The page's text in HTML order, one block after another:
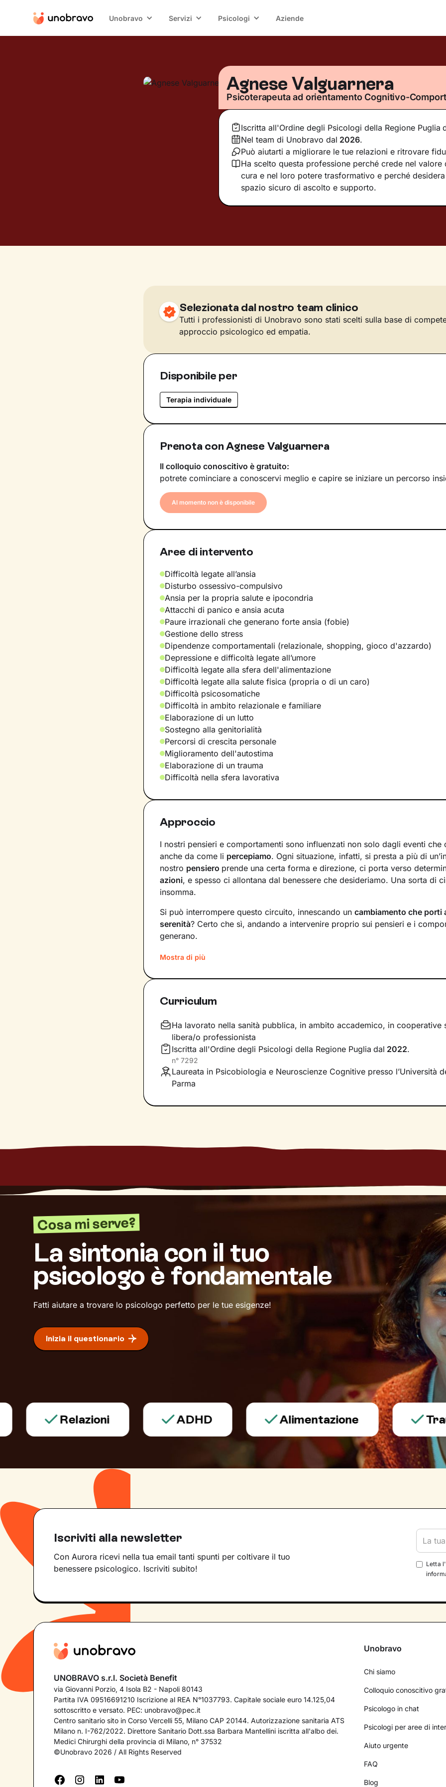
Unobravo Servizi Psicologi Aziende
Agnese Valguarnera
Psicoterapeuta ad orientamento Cognitivo-
Iscritta all'Ordine degli Psicologi della Regione Puglia
Nel team di Unobravo dal 2026.
Può aiutarti a migliorare le tue relazioni e ritrovare
Ha scelto questa professione perché crede nel valore
cura e nel loro potere trasformativo e perché
spazio sicuro di ascolto e supporto.
Selezionata dal nostro team clinico
Tutti i professionisti di Unobravo sono stati scelti sulla base di
approccio psicologico ed empatia.
Disponibile per
Terapia individuale
Prenota con Agnese Valguarnera
Il colloquio conoscitivo è gratuito:
potrete cominciare a conoscervi meglio e capire se iniziare un percorso
Al momento non è disponibile
Aree di intervento
Difficoltà legate all’ansia
Disturbo ossessivo-compulsivo
Ansia per la propria salute e ipocondria
Attacchi di panico e ansia acuta
Paure irrazionali che generano forte ansia (fobie)
Gestione dello stress
Dipendenze comportamentali (relazionale, shopping, gioco d'azzardo)
Depressione e difficoltà legate all’umore
Difficoltà legate alla sfera dell'alimentazione
Difficoltà legate alla salute fisica (propria o di un caro)
Difficoltà psicosomatiche
Difficoltà in ambito relazionale e familiare
Elaborazione di un lutto
Sostegno alla genitorialità
Percorsi di crescita personale
Miglioramento dell'autostima
Elaborazione di un trauma
Difficoltà nella sfera lavorativa
Approccio
I nostri pensieri e comportamenti sono influenzati non solo dagli eventi che
anche da come li percepiamo. Ogni situazione, infatti, si presta a più di
nostro pensiero prende una certa forma e direzione, ci porta verso
azioni, e spesso ci allontana dal benessere che desideriamo. Una sorta di
insomma.
Si può interrompere questo circuito, innescando un cambiamento che porti
serenità? Certo che sì, andando a intervenire proprio sui pensieri e i
generano.
Il mio compito sarà quello di accompagnarti in questo processo, aiutandoti
vita. Ti insegnerò apotenziare le tue risorse, acquisire nuove abilità e
sono gli strumenti necessari per salire in alta quota. Io ti alleno ad affinarli,
fianco durante l’arrampicata per
determinazioneper iniziare e portare a termine l’impresa, e arriverai alla
vetta: il tuo benessere.
Mostra di più
Curriculum
Ha lavorato nella sanità pubblica, in ambito accademico, in cooperative
libera/o professionista
Iscritta all'Ordine degli Psicologi della Regione Puglia dal 2022.
n° 7292
Laureata in Psicobiologia e Neuroscienze Cognitive presso l’Università
Parma
Cosa mi serve?
La sintonia con il tuo
psicologo è fondamentale
Fatti aiutare a trovare lo psicologo perfetto per le tue esigenze!
Inizia il questionario
Relazioni ADHD Alimentazione
Iscriviti alla newsletter
Con Aurora ricevi nella tua email tanti spunti per coltivare il tuo
benessere psicologico. Iscriviti subito!
Letta l'
UNOBRAVO s.r.l. Società Benefit
via Giovanni Porzio, 4 Isola B2 - Napoli 80143
Partita IVA 09516691210 Iscrizione al REA N°1037793. Capitale sociale euro 14.125,04
sottoscritto e versato. PEC: unobravo@pec.it
Centro sanitario sito in Corso Vercelli 55, Milano CAP 20144. Autorizzazione sanitaria ATS
Milano n. I-762/2022. Direttore Sanitario Dott.ssa Barbara Mantellini iscritta all'albo dei.
Medici Chirurghi della provincia di Milano, n° 37532
©Unobravo 2026 / All Rights Reserved
Unobravo
Chi siamo
Colloquio conoscitivo
Psicologo in chat
Psicologi per aree di
Aiuto urgente
FAQ
Blog